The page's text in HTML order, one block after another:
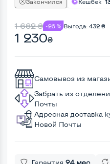
1 662₴ -26 % Выгода: 432 ₴
1 230₴
Самовывоз из
Забрать из
Почты
Адресная доставка
Новой Почты
Гарантия 24 мес